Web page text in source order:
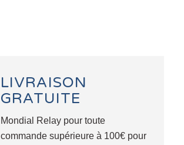
LIVRAISON
GRATUITE
Mondial Relay pour toute
commande supérieure à 100€ pour